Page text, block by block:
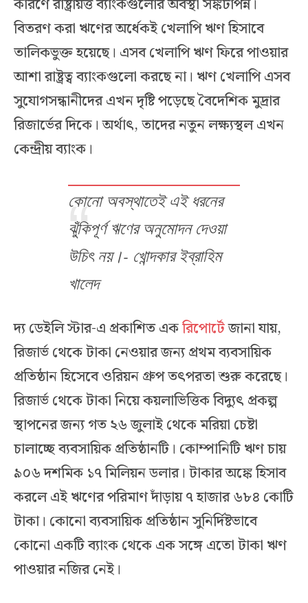
কারণে রাষ্ট্রায়ত্ত ব্যাংকগুলোর অবস্থা সঙ্কটাপন্ন।
বিতরণ করা ঋণের অর্ধেকই খেলাপি ঋণ হিসাবে
তালিকভুক্ত হয়েছে। এসব খেলাপি ঋণ ফিরে পাওয়ার
আশা রাষ্ট্রত্ব ব্যাংকগুলো করছে না। ঋণ খেলাপি এসব
সুযোগসন্ধানীদের এখন দৃষ্টি পড়েছে বৈদেশিক মুদ্রার
রিজার্ভের দিকে। অর্থাৎ, তাদের নতুন লক্ষ্যস্থল এখন
কেন্দ্রীয় ব্যাংক।
কোনো অবস্থাতেই এই ধরনের
ঝুঁকিপূর্ণ ঋণের অনুমোদন দেওয়া
উচিৎ নয়।- খোন্দকার ইব্রাহিম
খালেদ
দ্য ডেইলি স্টার-এ প্রকাশিত একরিপোর্টেজানা যায়,
রিজার্ভ থেকে টাকা নেওয়ার জন্য প্রথম ব্যবসায়িক
প্রতিষ্ঠান হিসেবে ওরিয়ন গ্রুপ তৎপরতা শুরু করেছে।
রিজার্ভ থেকে টাকা নিয়ে কয়লাভিত্তিক বিদ্যুৎ প্রকল্প
স্থাপনের জন্য গত ২৬ জুলাই থেকে মরিয়া চেষ্টা
চালাচ্ছে ব্যবসায়িক প্রতিষ্ঠানটি। কোম্পানিটি ঋণ চায়
৯০৬ দশমিক ১৭ মিলিয়ন ডলার। টাকার অঙ্কে হিসাব
করলে এই ঋণের পরিমাণ দাঁড়ায় ৭ হাজার ৬৮৪ কোটি
টাকা। কোনো ব্যবসায়িক প্রতিষ্ঠান সুনির্দিষ্টভাবে
কোনো একটি ব্যাংক থেকে এক সঙ্গে এতো টাকা ঋণ
পাওয়ার নজির নেই।